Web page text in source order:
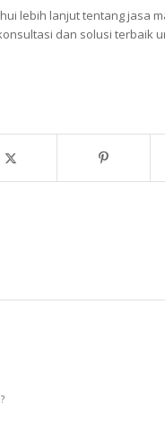
lebih lanjut tentang jasa
dan solusi terbaik